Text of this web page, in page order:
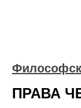
ПРАВА